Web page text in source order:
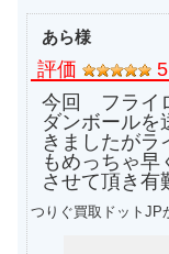
あら様
評価 5
今回 フライ
ダンボールを
きましたがラ
もめっちゃ早
させて頂き有
つりぐ買取ドットJP